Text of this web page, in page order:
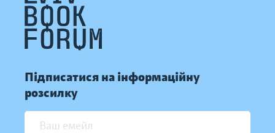
Підписатися на інформаційну
розсилку